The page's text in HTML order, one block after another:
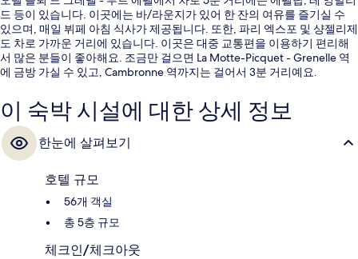
드 등이 있습니다. 이곳에는 바/라운지가 있어 한 잔의 여유를 즐기실 수
있으며, 매일 뷔페 아침 식사가 제공됩니다. 또한, 파리 엑스포 및 샹젤리제
도 차로 가까운 거리에 있습니다. 이곳은 대중 교통편을 이용하기 편리해
서 많은 분들이 좋아해요. 조금만 걸으면 La Motte-Picquet - Grenelle 역
에 금방 가실 수 있고, Cambronne 역까지는 걸어서 3분 거리예요.
이 숙박 시설에 대한 상세 정보
한눈에 살펴보기
호텔 규모
56개 객실
총 5층 규모
체크인/체크아웃